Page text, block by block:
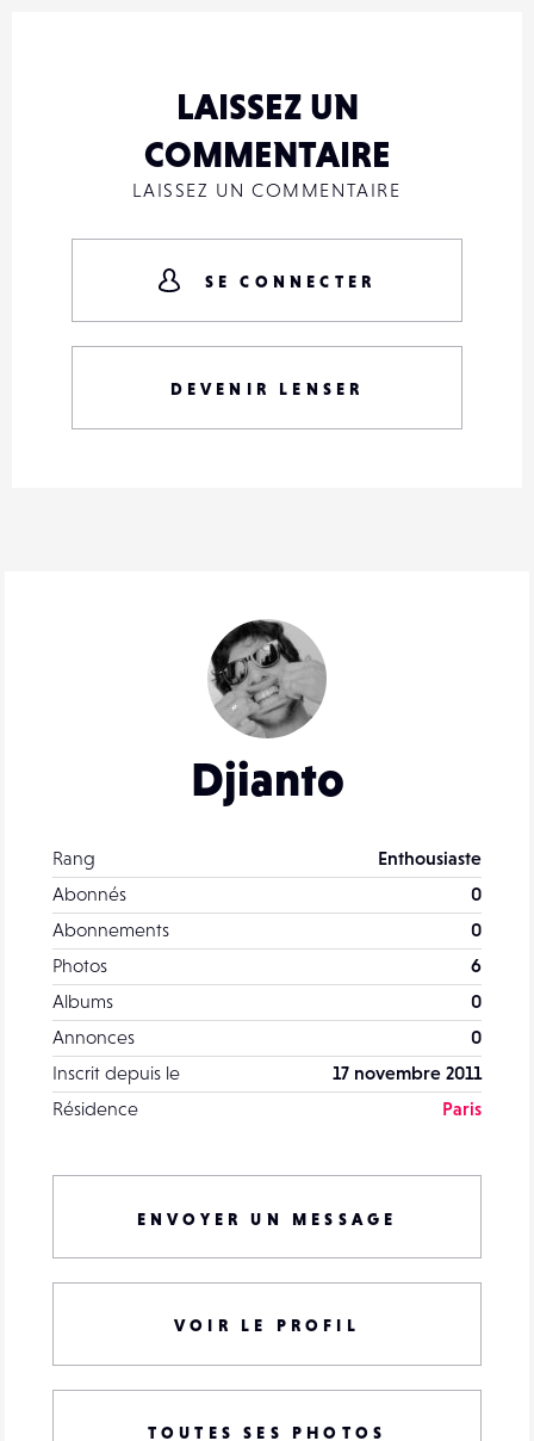
Djianto
Rang
Enthousiaste
Abonnés
0
Abonnements
0
Photos
6
Albums
0
Annonces
0
Inscrit depuis le
17 novembre 2011
Résidence
Paris
ENVOYER UN MESSAGE
VOIR LE PROFIL
TOUTES SES PHOTOS
LAISSEZ UN
COMMENTAIRE
LAISSEZ UN COMMENTAIRE
SE CONNECTER
DEVENIR LENSER